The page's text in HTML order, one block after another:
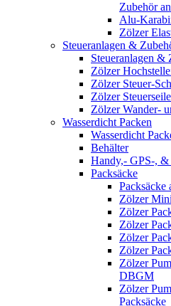
Zubehör
Alu-
Zölzer
Steueranlagen &
Steueranlagen &
Zölzer
Zölzer Steuer-
Zölzer
Zölzer Wander-
Wasserdicht Packen
Wasserdicht
Behälter
Handy,- GPS-, &
Packsäcke
Packsäcke
Zölzer
Zölzer
Zölzer
Zölzer
Zölzer
Zölzer
DBGM
Zölzer
Packsäcke